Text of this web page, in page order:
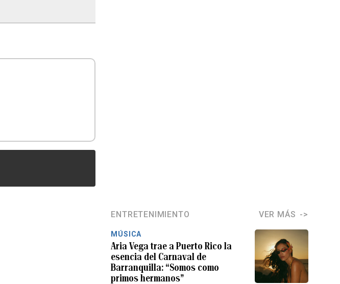
ENTRETENIMIENTO VER MÁS
MÚSICA
Aria Vega trae a Puerto Rico la
esencia del Carnaval de
Barranquilla: “Somos como
primos hermanos”